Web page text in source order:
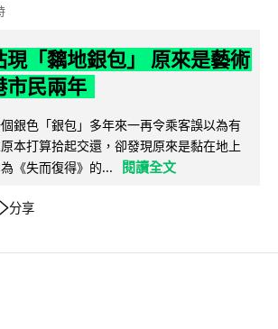
現「黐地銀包」 原來是藝術
市民兩年
銀色「銀包」多年來一再令乘客誤以為有
本打算拾起交還，卻發現原來是黏在地上
《失而復得》的...
閱讀全文
分享